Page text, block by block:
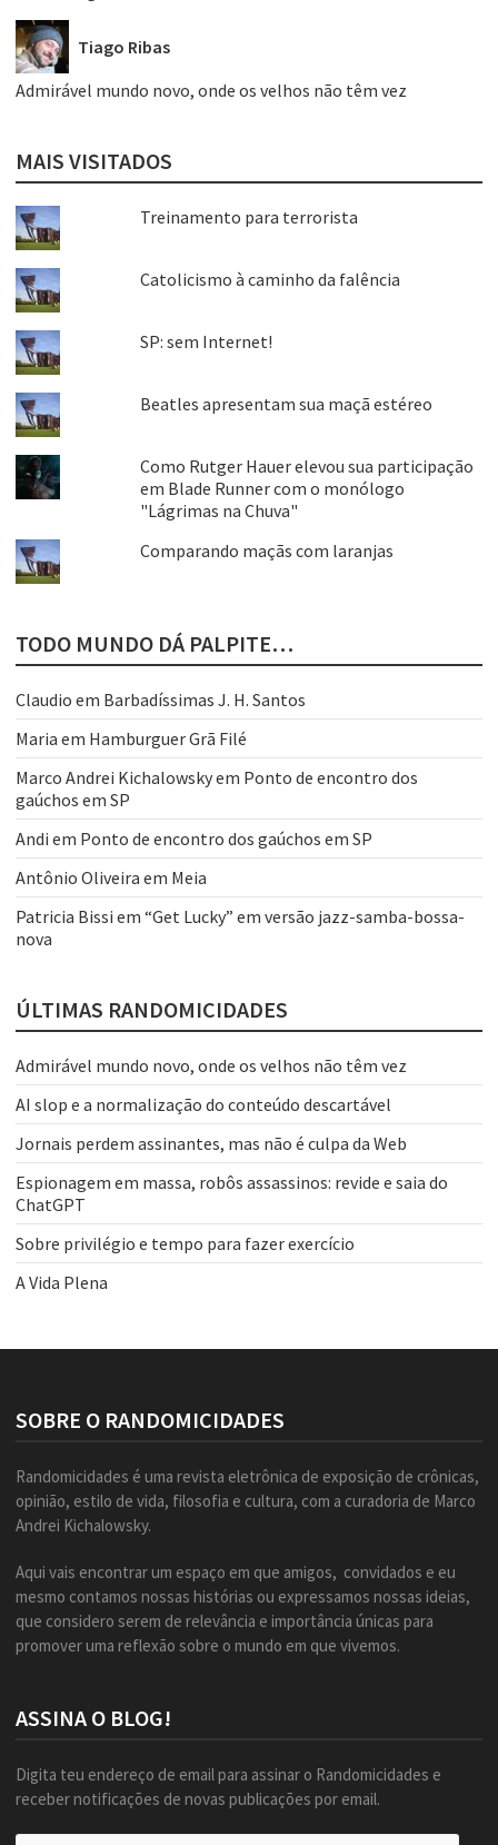
Tiago Ribas
Admirável mundo novo, onde os velhos não têm vez
MAIS VISITADOS
Treinamento para terrorista
Catolicismo à caminho da falência
SP: sem Internet!
Beatles apresentam sua maçã estéreo
Como Rutger Hauer elevou sua participação
em Blade Runner com o monólogo
"Lágrimas na Chuva"
Comparando maçãs com laranjas
TODO MUNDO DÁ PALPITE…
Claudio em Barbadíssimas J. H. Santos
Maria em Hamburguer Grã Filé
Marco Andrei Kichalowskyem Ponto de encontro dos
gaúchos em SP
Andi em Ponto de encontro dos gaúchos em SP
Antônio Oliveira em Meia
Patricia Bissi em “Get Lucky” em versão jazz-samba-bossa-
nova
ÚLTIMAS RANDOMICIDADES
Admirável mundo novo, onde os velhos não têm vez
AI slop e a normalização do conteúdo descartável
Jornais perdem assinantes, mas não é culpa da Web
Espionagem em massa, robôs assassinos: revide e saia do
ChatGPT
Sobre privilégio e tempo para fazer exercício
A Vida Plena
SOBRE O RANDOMICIDADES
Randomicidades é uma revista eletrônica de exposição de crônicas,
opinião, estilo de vida, filosofia e cultura, com a curadoria de Marco
Andrei Kichalowsky.
Aqui vais encontrar um espaço em que amigos, convidados e eu
mesmo contamos nossas histórias ou expressamos nossas ideias,
que considero serem de relevância e importância únicas para
promover uma reflexão sobre o mundo em que vivemos.
ASSINA O BLOG!
Digita teu endereço de email para assinar o Randomicidades e
receber notificações de novas publicações por email.